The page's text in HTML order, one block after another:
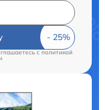
cполитикой